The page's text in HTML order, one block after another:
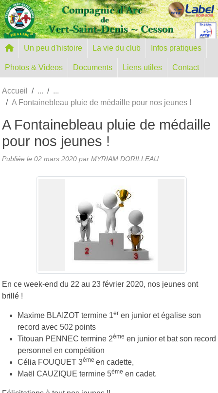
Un peu d'histoire La vie du club Infos pratiques
Photos & Videos Documents Liens utiles Contact
Accueil
A Fontainebleau pluie de médaille pour nos jeunes !
A Fontainebleau pluie de médaille
pour nos jeunes !
Publiée le 02 mars 2020 par MYRIAM DORILLEAU
En ce week-end du 22 au 23 février 2020, nos jeunes ont
brillé !
Maxime BLAIZOT termine 1er en junior et égalise son
record avec 502 points
Titouan PENNEC termine 2ème en junior et bat son record
personnel en compétition
Célia FOUQUET 3ème en cadette,
Maël CAUZIQUE termine 5ème en cadet.
Panneau de gestion des cookies